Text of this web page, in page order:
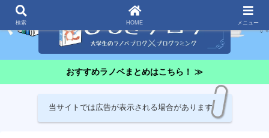
おすすめラノベまとめはこちら！ ≫
当サイトでは広告が表示される場合があります
検索 HOME メニュー